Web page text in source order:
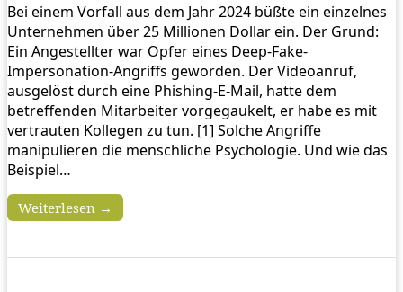
Bei einem Vorfall aus dem Jahr 2024 büßte ein einzelnes
Unternehmen über 25 Millionen Dollar ein. Der Grund:
Ein Angestellter war Opfer eines Deep-Fake-
Impersonation-Angriffs geworden. Der Videoanruf,
ausgelöst durch eine Phishing-E-Mail, hatte dem
betreffenden Mitarbeiter vorgegaukelt, er habe es mit
vertrauten Kollegen zu tun. [1] Solche Angriffe
manipulieren die menschliche Psychologie. Und wie das
Beispiel…
Weiterlesen →